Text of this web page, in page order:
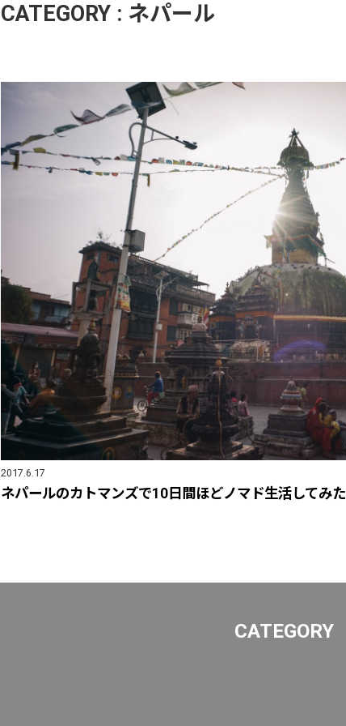
CATEGORY : ネパール
2017.6.17
ネパールのカトマンズで10日間ほどノマド生活してみた
CATEGORY